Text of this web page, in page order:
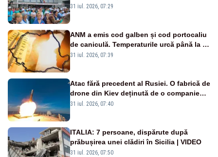
Legii salarizării
31 iul. 2026, 07:29
ANM a emis cod galben și cod portocaliu
de caniculă. Temperaturile urcă până la 38
de grade, iar nopțile devin tropicale
31 iul. 2026, 07:39
Atac fără precedent al Rusiei. O fabrică de
drone din Kiev deținută de o companie
americană, distrusă de o rachetă
31 iul. 2026, 07:40
ITALIA: 7 persoane, dispărute după
prăbușirea unei clădiri în Sicilia | VIDEO
31 iul. 2026, 07:50